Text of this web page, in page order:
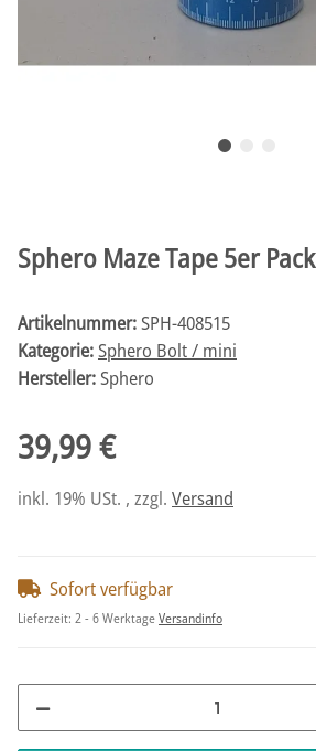
Sphero Maze Tape 5er Pack
Artikelnummer:SPH-408515
Kategorie:Sphero Bolt / mini
Hersteller:Sphero
39,99 €
inkl. 19% USt. , zzgl. Versand
Sofort verfügbar
Lieferzeit: 2 - 6 WerktageVersandinfo